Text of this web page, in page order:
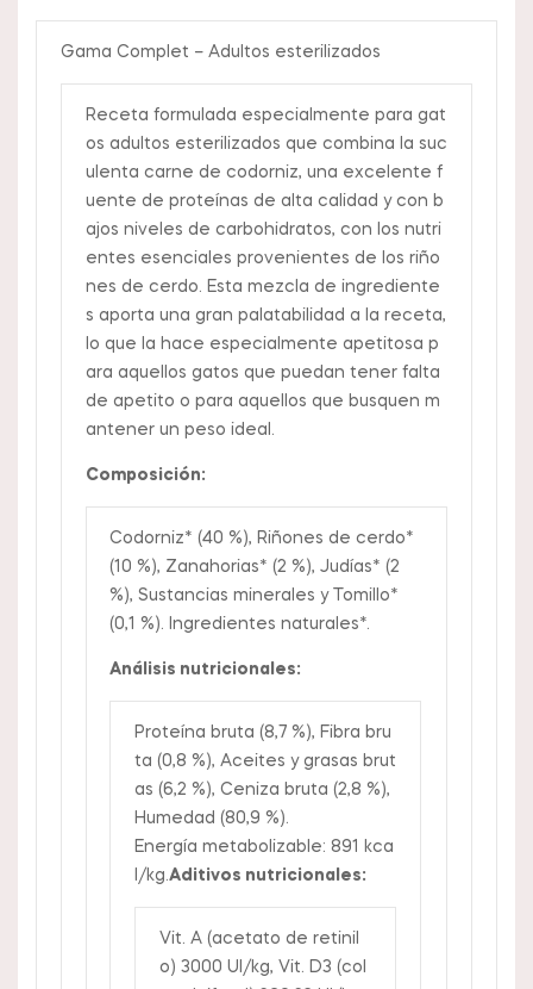
Gama Complet – Adultos esterilizados
Receta formulada especialmente para gat
os adultos esterilizados que combina la suc
ulenta carne de codorniz, una excelente f
uente de proteínas de alta calidad y con b
ajos niveles de carbohidratos, con los nutri
entes esenciales provenientes de los riño
nes de cerdo. Esta mezcla de ingrediente
s aporta una gran palatabilidad a la receta,
lo que la hace especialmente apetitosa p
ara aquellos gatos que puedan tener falta
de apetito o para aquellos que busquen m
antener un peso ideal.
Composición:
Codorniz* (40 %), Riñones de cerdo*
(10 %), Zanahorias* (2 %), Judías* (2
%), Sustancias minerales y Tomillo*
(0,1 %). Ingredientes naturales*.
Análisis nutricionales:
Proteína bruta (8,7 %), Fibra bru
ta (0,8 %), Aceites y grasas brut
as (6,2 %), Ceniza bruta (2,8 %),
Humedad (80,9 %).
Energía metabolizable: 891 kca
l/kg.Aditivos nutricionales:
Vit. A (acetato de retinil
o) 3000 UI/kg, Vit. D3 (col